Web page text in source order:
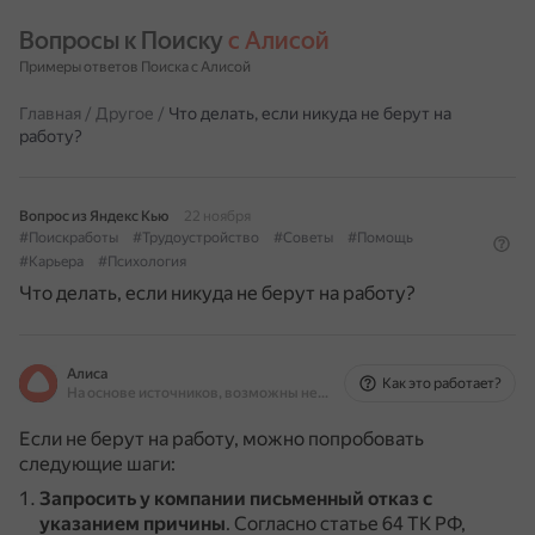
Вопросы к Поиску с Алисой
Примеры ответов Поиска с Алисой
Главная / Другое / Что делать, если никуда не берут на
работу?
Вопрос из Яндекс Кью
22 ноября
#Поискработы
#Трудоустройство #Советы
#Помощь
#Карьера
#Психология
Что делать, если никуда не берут на работу?
Алиса
На основе источников, возможны неточности
Как это работает?
Если не берут на работу, можно попробовать
следующие шаги:
Запросить у компании письменный отказ с
указанием причины. Согласно статье 64 ТК РФ,